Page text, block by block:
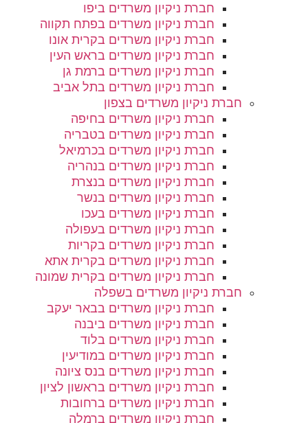
חברת ניקיון משרדים ביפו
חברת ניקיון משרדים בפתח תקווה
חברת ניקיון משרדים בקרית אונו
חברת ניקיון משרדים בראש העין
חברת ניקיון משרדים ברמת גן
חברת ניקיון משרדים בתל אביב
חברת ניקיון משרדים בצפון
חברת ניקיון משרדים בחיפה
חברת ניקיון משרדים בטבריה
חברת ניקיון משרדים בכרמיאל
חברת ניקיון משרדים בנהריה
חברת ניקיון משרדים בנצרת
חברת ניקיון משרדים בנשר
חברת ניקיון משרדים בעכו
חברת ניקיון משרדים בעפולה
חברת ניקיון משרדים בקריות
חברת ניקיון משרדים בקרית אתא
חברת ניקיון משרדים בקרית שמונה
חברת ניקיון משרדים בשפלה
חברת ניקיון משרדים בבאר יעקב
חברת ניקיון משרדים ביבנה
חברת ניקיון משרדים בלוד
חברת ניקיון משרדים במודיעין
חברת ניקיון משרדים בנס ציונה
חברת ניקיון משרדים בראשון לציון
חברת ניקיון משרדים ברחובות
חברת ניקיון משרדים ברמלה